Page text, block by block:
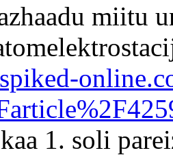
miitu
1. soli